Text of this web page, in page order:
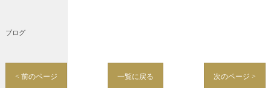
ブログ
< 前のページ 一覧に戻る 次のページ >